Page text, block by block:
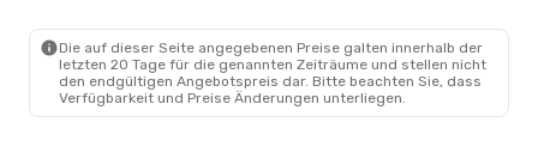
- Johannesburg
Die auf dieser Seite angegebenen Preise galten innerhalb der
letzten 20 Tage für die genannten Zeiträume und stellen nicht
den endgültigen Angebotspreis dar. Bitte beachten Sie, dass
Verfügbarkeit und Preise Änderungen unterliegen.